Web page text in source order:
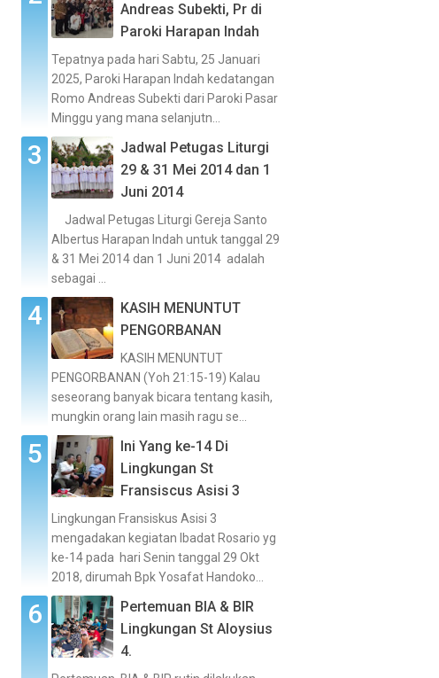
Andreas Subekti, Pr di
Paroki Harapan Indah
Tepatnya pada hari Sabtu, 25 Januari
2025, Paroki Harapan Indah kedatangan
Romo Andreas Subekti dari Paroki Pasar
Minggu yang mana selanjutn...
Jadwal Petugas Liturgi
29 & 31 Mei 2014 dan 1
Juni 2014
Jadwal Petugas Liturgi Gereja Santo
Albertus Harapan Indah untuk tanggal 29
& 31 Mei 2014 dan 1 Juni 2014 adalah
sebagai ...
KASIH MENUNTUT
PENGORBANAN
KASIH MENUNTUT
PENGORBANAN (Yoh 21:15-19) Kalau
seseorang banyak bicara tentang kasih,
mungkin orang lain masih ragu se...
Ini Yang ke-14 Di
Lingkungan St
Fransiscus Asisi 3
Lingkungan Fransiskus Asisi 3
mengadakan kegiatan Ibadat Rosario yg
ke-14 pada hari Senin tanggal 29 Okt
2018, dirumah Bpk Yosafat Handoko...
Pertemuan BIA & BIR
Lingkungan St Aloysius
4.